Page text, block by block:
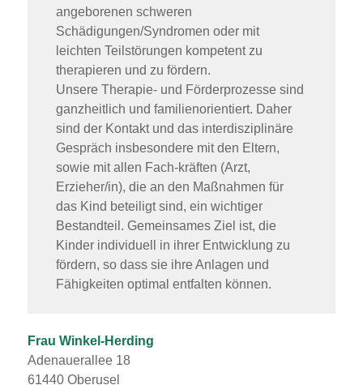
angeborenen schweren
Schädigungen/Syndromen oder mit
leichten Teilstörungen kompetent zu
therapieren und zu fördern.
Unsere Therapie- und Förderprozesse sind
ganzheitlich und familienorientiert. Daher
sind der Kontakt und das interdisziplinäre
Gespräch insbesondere mit den Eltern,
sowie mit allen Fach-kräften (Arzt,
Erzieher/in), die an den Maßnahmen für
das Kind beteiligt sind, ein wichtiger
Bestandteil. Gemeinsames Ziel ist, die
Kinder individuell in ihrer Entwicklung zu
fördern, so dass sie ihre Anlagen und
Fähigkeiten optimal entfalten können.
Frau Winkel-Herding
Adenauerallee 18
61440 Oberusel